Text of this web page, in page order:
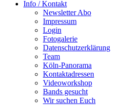
Info / Kontakt
Newsletter Abo
Impressum
Login
Fotogalerie
Datenschutzerklärung
Team
Köln-Panorama
Kontaktadressen
Videoworkshop
Bands gesucht
Wir suchen Euch